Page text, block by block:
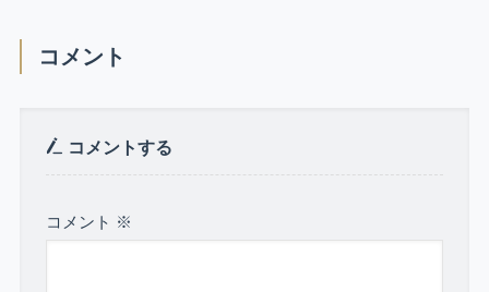
コメント
コメントする
コメント ※